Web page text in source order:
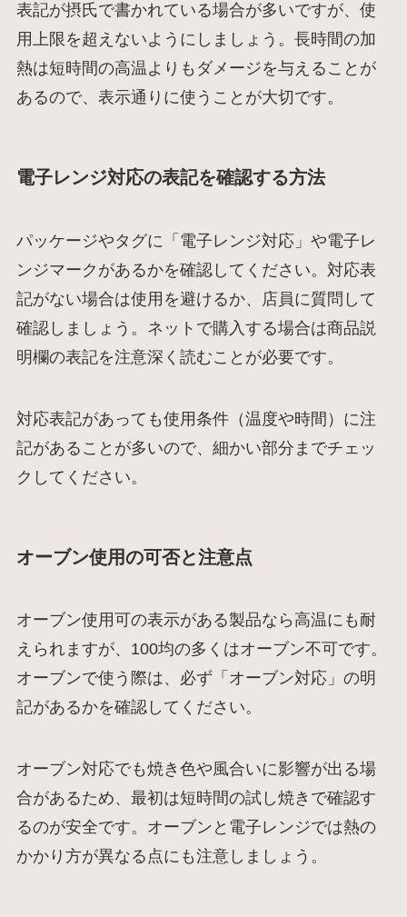
表記が摂氏で書かれている場合が多いですが、使
用上限を超えないようにしましょう。長時間の加
熱は短時間の高温よりもダメージを与えることが
あるので、表示通りに使うことが大切です。
電子レンジ対応の表記を確認する方法
パッケージやタグに「電子レンジ対応」や電子レ
ンジマークがあるかを確認してください。対応表
記がない場合は使用を避けるか、店員に質問して
確認しましょう。ネットで購入する場合は商品説
明欄の表記を注意深く読むことが必要です。
対応表記があっても使用条件（温度や時間）に注
記があることが多いので、細かい部分までチェッ
クしてください。
オーブン使用の可否と注意点
オーブン使用可の表示がある製品なら高温にも耐
えられますが、100均の多くはオーブン不可です。
オーブンで使う際は、必ず「オーブン対応」の明
記があるかを確認してください。
オーブン対応でも焼き色や風合いに影響が出る場
合があるため、最初は短時間の試し焼きで確認す
るのが安全です。オーブンと電子レンジでは熱の
かかり方が異なる点にも注意しましょう。